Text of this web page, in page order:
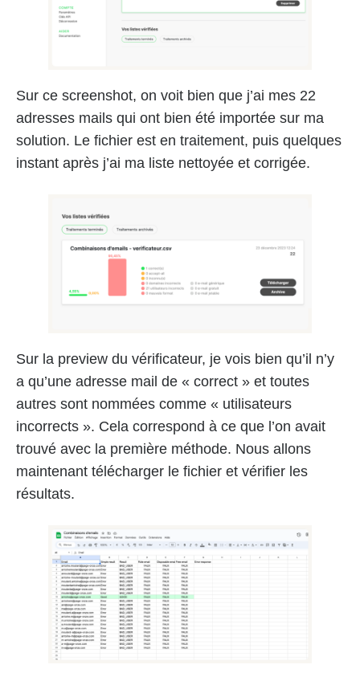
Sur ce screenshot, on voit bien que j’ai mes 22
adresses mails qui ont bien été importée sur ma
solution. Le fichier est en traitement, puis quelques
instant après j’ai ma liste nettoyée et corrigée.
Sur la preview du vérificateur, je vois bien qu’il n’y
a qu’une adresse mail de « correct » et toutes
autres sont nommées comme « utilisateurs
incorrects ». Cela correspond à ce que l’on avait
trouvé avec la première méthode. Nous allons
maintenant télécharger le fichier et vérifier les
résultats.